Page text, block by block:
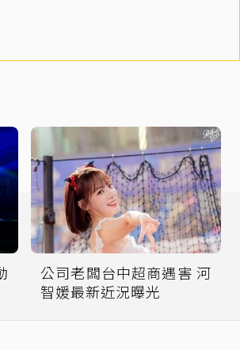
公司老闆台中超商遇害 河
智媛最新近況曝光